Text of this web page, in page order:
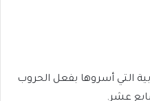
التي أسروها بفعل الحروب
عشر.